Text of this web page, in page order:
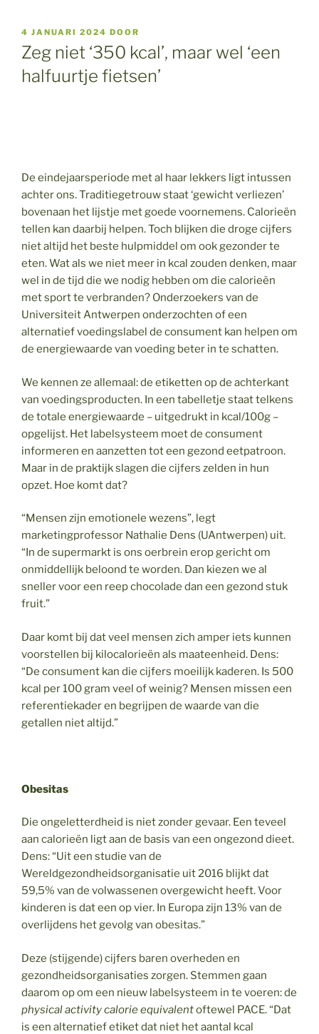
GEPLAATST
OP
4 JANUARI 2024 DOOR
Zeg niet ‘350 kcal’, maar wel ‘een
halfuurtje fietsen’
De eindejaarsperiode met al haar lekkers ligt intussen
achter ons. Traditiegetrouw staat ‘gewicht verliezen’
bovenaan het lijstje met goede voornemens. Calorieën
tellen kan daarbij helpen. Toch blijken die droge cijfers
niet altijd het beste hulpmiddel om ook gezonder te
eten. Wat als we niet meer in kcal zouden denken, maar
wel in de tijd die we nodig hebben om die calorieën
met sport te verbranden? Onderzoekers van de
Universiteit Antwerpen onderzochten of een
alternatief voedingslabel de consument kan helpen om
de energiewaarde van voeding beter in te schatten.
We kennen ze allemaal: de etiketten op de achterkant
van voedingsproducten. In een tabelletje staat telkens
de totale energiewaarde – uitgedrukt in kcal/100g –
opgelijst. Het labelsysteem moet de consument
informeren en aanzetten tot een gezond eetpatroon.
Maar in de praktijk slagen die cijfers zelden in hun
opzet. Hoe komt dat?
“Mensen zijn emotionele wezens”, legt
marketingprofessor Nathalie Dens (UAntwerpen) uit.
“In de supermarkt is ons oerbrein erop gericht om
onmiddellijk beloond te worden. Dan kiezen we al
sneller voor een reep chocolade dan een gezond stuk
fruit.”
Daar komt bij dat veel mensen zich amper iets kunnen
voorstellen bij kilocalorieën als maateenheid. Dens:
“De consument kan die cijfers moeilijk kaderen. Is 500
kcal per 100 gram veel of weinig? Mensen missen een
referentiekader en begrijpen de waarde van die
getallen niet altijd.”
Obesitas
Die ongeletterdheid is niet zonder gevaar. Een teveel
aan calorieën ligt aan de basis van een ongezond dieet.
Dens: “Uit een studie van de
Wereldgezondheidsorganisatie uit 2016 blijkt dat
59,5% van de volwassenen overgewicht heeft. Voor
kinderen is dat een op vier. In Europa zijn 13% van de
overlijdens het gevolg van obesitas.”
Deze (stijgende) cijfers baren overheden en
gezondheidsorganisaties zorgen. Stemmen gaan
daarom op om een nieuw labelsysteem in te voeren: de
physical activity calorie equivalentoftewel PACE. “Dat
is een alternatief etiket dat niet het aantal kcal